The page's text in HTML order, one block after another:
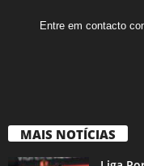
Entre em contacto
MAIS NOTÍCIAS